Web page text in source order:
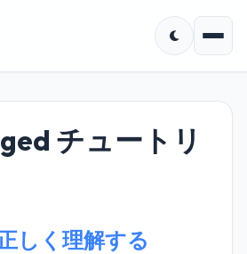
チュートリ
しく理解する